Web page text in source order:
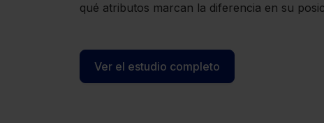
qué atributos marcan la diferencia en su
Ver el estudio completo